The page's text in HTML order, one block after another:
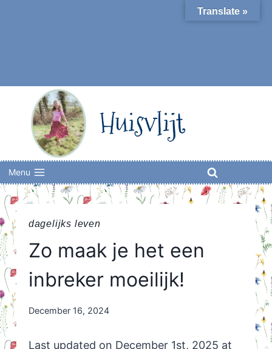
Huisvlijt
Menu
dagelijks leven
Zo maak je het een
inbreker moeilijk!
By
December 16, 2024
Last updated on December 1st, 2025 at
Translate »